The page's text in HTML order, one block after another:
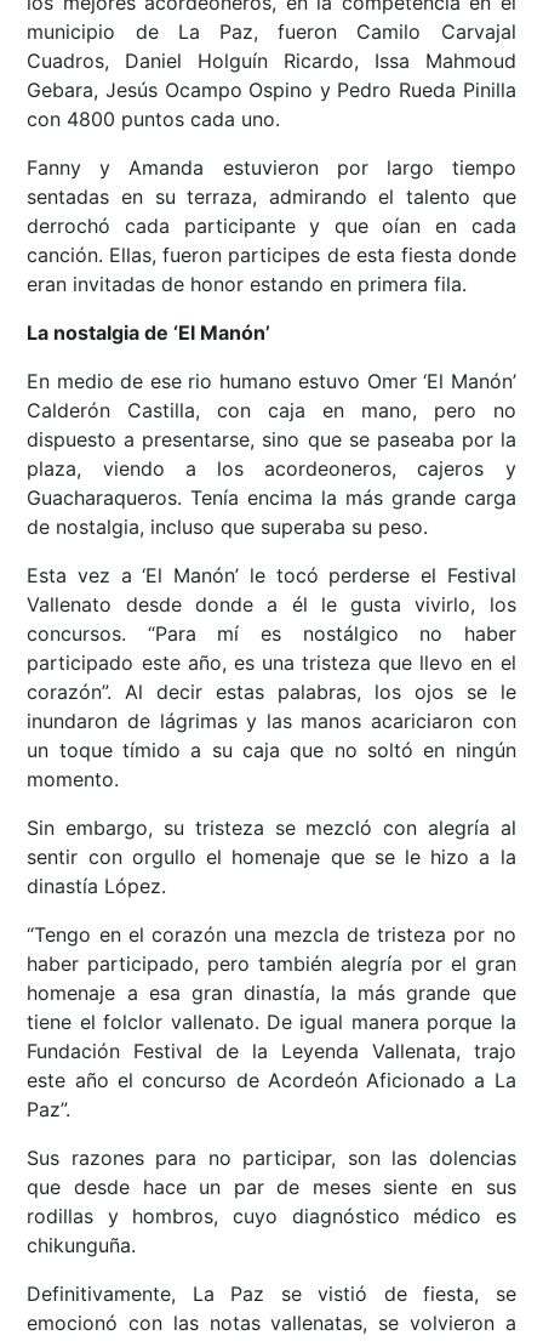
municipio de La Paz, fueron Camilo Carvajal
Cuadros, Daniel Holguín Ricardo, Issa Mahmoud
Gebara, Jesús Ocampo Ospino y Pedro Rueda Pinilla
con 4800 puntos cada uno.
Fanny y Amanda estuvieron por largo tiempo
sentadas en su terraza, admirando el talento que
derrochó cada participante y que oían en cada
canción. Ellas, fueron participes de esta fiesta donde
eran invitadas de honor estando en primera fila.
La nostalgia de ‘El Manón’
En medio de ese rio humano estuvo Omer ‘El Manón’
Calderón Castilla, con caja en mano, pero no
dispuesto a presentarse, sino que se paseaba por la
plaza, viendo a los acordeoneros, cajeros y
Guacharaqueros. Tenía encima la más grande carga
de nostalgia, incluso que superaba su peso.
Esta vez a ‘El Manón’ le tocó perderse el Festival
Vallenato desde donde a él le gusta vivirlo, los
concursos. “Para mí es nostálgico no haber
participado este año, es una tristeza que llevo en el
corazón”. Al decir estas palabras, los ojos se le
inundaron de lágrimas y las manos acariciaron con
un toque tímido a su caja que no soltó en ningún
momento.
Sin embargo, su tristeza se mezcló con alegría al
sentir con orgullo el homenaje que se le hizo a la
dinastía López.
“Tengo en el corazón una mezcla de tristeza por no
haber participado, pero también alegría por el gran
homenaje a esa gran dinastía, la más grande que
tiene el folclor vallenato. De igual manera porque la
Fundación Festival de la Leyenda Vallenata, trajo
este año el concurso de Acordeón Aficionado a La
Paz”.
Sus razones para no participar, son las dolencias
que desde hace un par de meses siente en sus
rodillas y hombros, cuyo diagnóstico médico es
chikunguña.
Definitivamente, La Paz se vistió de fiesta, se
emocionó con las notas vallenatas, se volvieron a